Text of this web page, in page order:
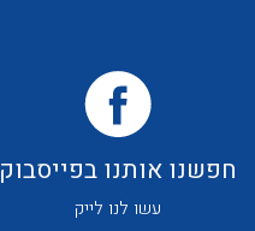
לכל מוצרי היצרן
חפשנו אותנו בפייסבוק
עשו לנו לייק